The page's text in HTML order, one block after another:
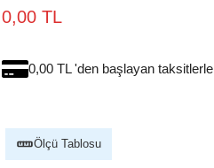
0,00 TL
0,00 TL 'den başlayan taksitlerle
Ölçü Tablosu